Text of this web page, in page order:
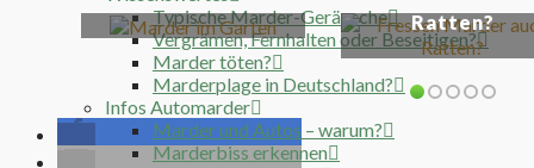
Typische Marder-Geräusche
Vergrämen, Fernhalten oder Beseitigen?
Marder töten?
Marderplage in Deutschland?
Infos Automarder
Marder und Autos – warum?
Marderbiss erkennen
Ratten?